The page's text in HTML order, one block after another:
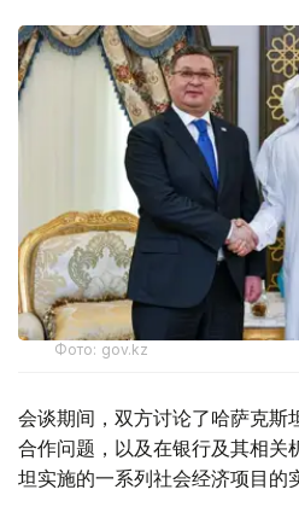
Фото: gov.kz
会谈期间，双方讨论了哈萨克斯
合作问题，以及在银行及其相关
坦实施的一系列社会经济项目的